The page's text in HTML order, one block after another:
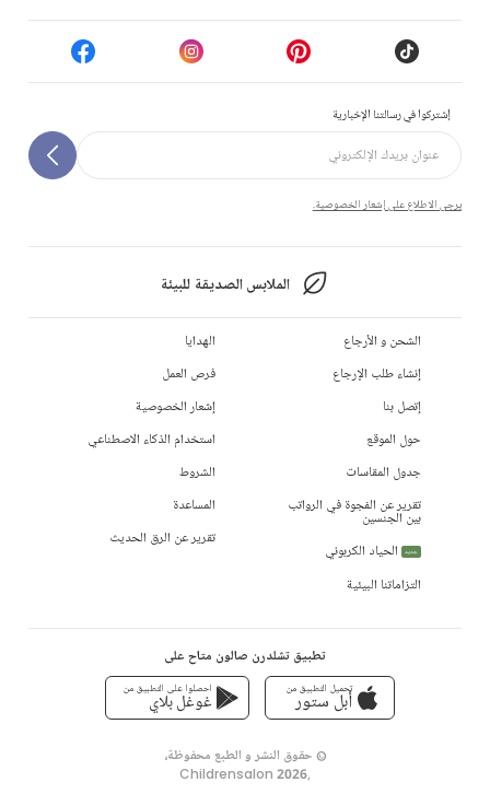
إشتركوا في رسالتنا الإخبارية
يرجى الاطلاع على إشعار الخصوصية.
الملابس الصديقة للبيئة
الشحن و الأرجاع
إنشاء طلب الإرجاع
إتصل بنا
حول الموقع
جدول المقاسات
تقرير عن الفجوة في الرواتب
بين الجنسين
جديد
الحياد الكربوني
التزاماتنا البيئية
الهدايا
فرص العمل
إشعار الخصوصية
استخدام الذكاء الاصطناعي
الشروط
المساعدة
تقرير عن الرق الحديث
تطبيق تشلدرن صالون متاح على
تحميل التطبيق من
أبل ستور
احصلوا على التطبيق من
غوغل بلاي
© حقوق النشر و الطبع محفوظة،
,
Childrensalon 2026